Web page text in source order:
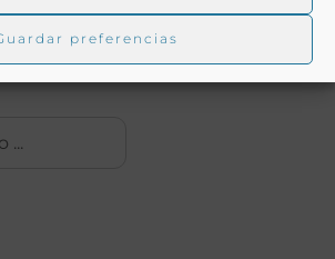
preferencias